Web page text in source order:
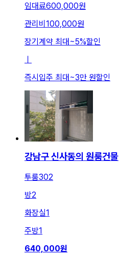
임대료600,000원
관리비 100,000원
장기계약 최대~5%할인
ㅣ
즉시입주 최대~3만 원할인
강남구 신사동의 원룸건물
투룸302
방2
화장실1
주방1
640,000원